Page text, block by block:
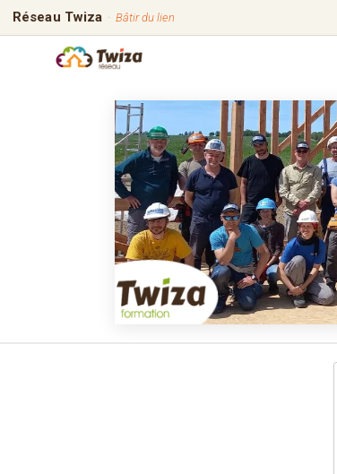
Réseau Twiza · Bâtir du lien